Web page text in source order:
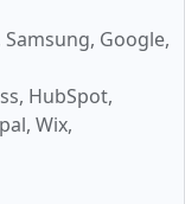
Google,
HubSpot,
Wix,